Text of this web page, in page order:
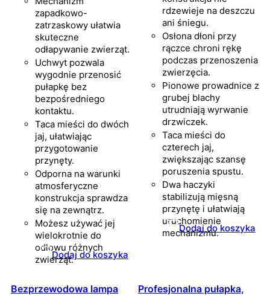
zapadkowo-
zatrzaskowy ułatwia
skuteczne
odłapywanie zwierząt.
Uchwyt pozwala
wygodnie przenosić
pułapkę bez
bezpośredniego
kontaktu.
Taca mieści do dwóch
jaj, ułatwiając
przygotowanie
przynęty.
Odporna na warunki
atmosferyczne
konstrukcja sprawdza
się na zewnątrz.
Możesz używać jej
wielokrotnie do
odłowu różnych
zwierząt.
Dodaj do koszyka
rdzewieje na deszczu
ani śniegu.
Osłona dłoni przy
rączce chroni rękę
podczas przenoszenia
zwierzęcia.
Pionowe prowadnice z
grubej blachy
utrudniają wyrwanie
drzwiczek.
Taca mieści do
czterech jaj,
zwiększając szansę
poruszenia spustu.
Dwa haczyki
stabilizują mięsną
przynętę i ułatwiają
uruchomienie
mechanizmu.
Dodaj do koszyka
Bezprzewodowa lampa
Profesjonalna pułapka,